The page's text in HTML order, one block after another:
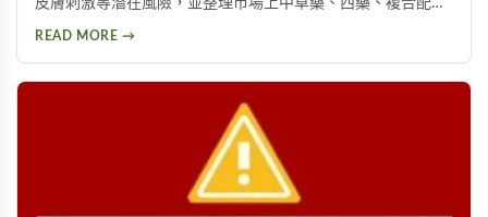
READ MORE →